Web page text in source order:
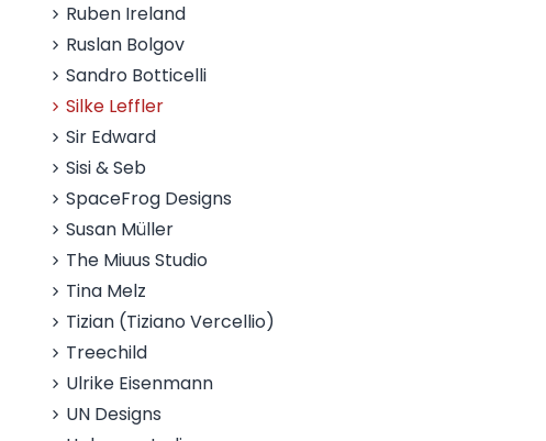
Ruben Ireland
Ruslan Bolgov
Sandro Botticelli
Silke Leffler
Sir Edward
Sisi & Seb
SpaceFrog Designs
Susan Müller
The Miuus Studio
Tina Melz
Tizian (Tiziano Vercellio)
Treechild
Ulrike Eisenmann
UN Designs